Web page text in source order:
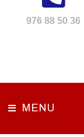
976 88 50 36
MENU